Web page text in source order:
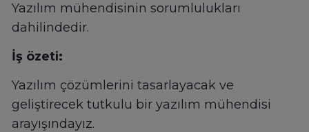
Yazılım mühendisinin sorumlulukları
dahilindedir.
İş özeti:
Yazılım çözümlerini tasarlayacak ve
geliştirecek tutkulu bir yazılım mühendisi
arayışındayız.